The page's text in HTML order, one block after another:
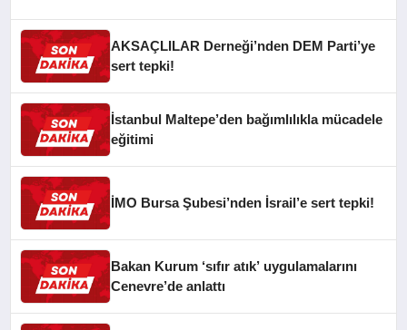
AKSAÇLILAR Derneği’nden DEM Parti’ye
sert tepki!
İstanbul Maltepe’den bağımlılıkla mücadele
eğitimi
İMO Bursa Şubesi’nden İsrail’e sert tepki!
Bakan Kurum ‘sıfır atık’ uygulamalarını
Cenevre’de anlattı